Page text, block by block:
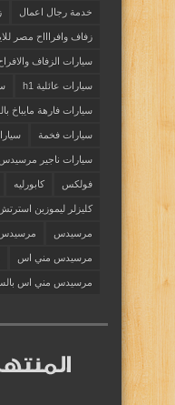
خدمة رجال اعمال
زفاف وافراااح مصر
سيارات الزفاف
سيارات عائلية h1
سيارات فارهة مايباخ
سيارات فخمة
سيارات ناجير
فولكس كابورليه
كليزلر ليموزين
مرسيدس مرسيدس
مرسيدس مني اس
مرسيدس مني اس